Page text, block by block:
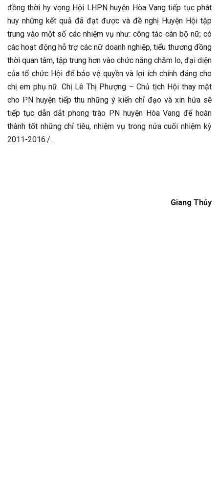
đồng thời hy vọng Hội LHPN huyện Hòa Vang tiếp tục phát
huy những kết quả đã đạt được và đề nghị Huyện Hội tập
trung vào một số các nhiệm vụ như: công tác cán bộ nữ; có
các hoạt động hỗ trợ các nữ doanh nghiệp, tiểu thương đồng
thời quan tâm, tập trung hơn vào chức năng chăm lo, đại diện
của tổ chức Hội để bảo vệ quyền và lợi ích chính đáng cho
chị em phụ nữ. Chị Lê Thị Phượng – Chủ tịch Hội thay mặt
cho PN huyện tiếp thu những ý kiến chỉ đạo và xin hứa sẽ
tiếp tục dẫn dắt phong trào PN huyện Hòa Vang để hoàn
thành tốt những chỉ tiêu, nhiệm vụ trong nửa cuối nhiệm kỳ
2011-2016./.
Giang Thủy